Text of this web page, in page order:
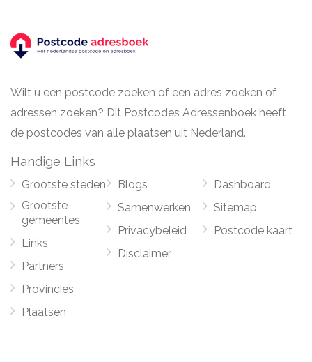
Wilt u een postcode zoeken of een adres zoeken of
adressen zoeken? Dit Postcodes Adressenboek heeft
de postcodes van alle plaatsen uit Nederland.
Handige Links
Grootste steden
Grootste
gemeentes
Links
Partners
Provincies
Plaatsen
Blogs
Samenwerken
Privacybeleid
Disclaimer
Dashboard
Sitemap
Postcode kaart